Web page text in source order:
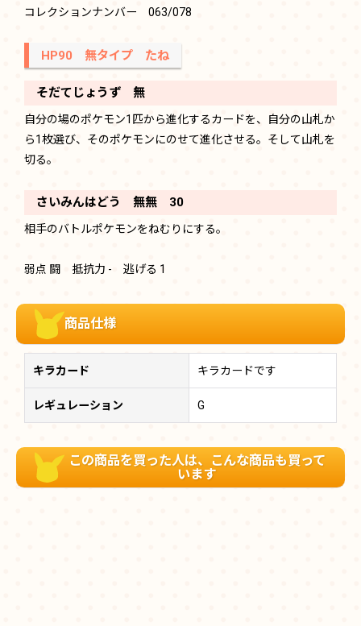
コレクションナンバー 063/078
HP90 無タイプ たね
そだてじょうず 無
自分の場のポケモン1匹から進化するカードを、自分の山札か
ら1枚選び、そのポケモンにのせて進化させる。そして山札を
切る。
さいみんはどう 無無 30
相手のバトルポケモンをねむりにする。
弱点 闘 抵抗力 - 逃げる 1
商品仕様
キラカード キラカードです
レギュレーション G
この商品を買った人は、こんな商品も買って
います